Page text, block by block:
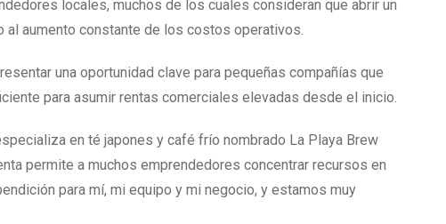
locales, muchos de los cuales consideran que abrir un
aumento constante de los costos operativos.
una oportunidad clave para pequeñas compañías que
para asumir rentas comerciales elevadas desde el inicio.
en té japones y café frío nombrado La Playa Brew
permite a muchos emprendedores concentrar recursos en
para mí, mi equipo y mi negocio, y estamos muy